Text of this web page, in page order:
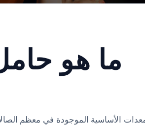
ما هو
الأساسية الموجودة في معظم